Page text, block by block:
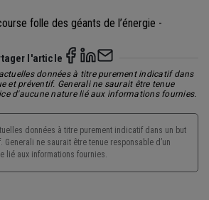
folle des géants de l’énergie -
l'article
données à titre purement indicatif dans
et préventif. Generali ne saurait être tenue
d'aucune nature lié aux informations fournies.
données à titre purement indicatif dans un but
ne saurait être tenue responsable d’un
lié aux informations fournies.